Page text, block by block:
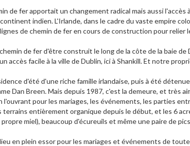
de fer apportait un changement radical mais aussi
indien. L'Irlande, dans le cadre du vaste empire
de chemin de fer en cours de construction pour relier
de fer d'être construit le long de la côte de la baie
accès facile à la ville de Dublin, ici à Shankill. Et notre
d'été d'une riche famille irlandaise, puis à été
Dan Breen. Mais depuis 1987, c'est la demeure, et très
l'ouvrant pour les mariages, les événements, les parties
entièrement organique depuis le début, et les 6
miel), beaucoup d'écureuils et même une paire de
en plein essor pour les mariages et événements de